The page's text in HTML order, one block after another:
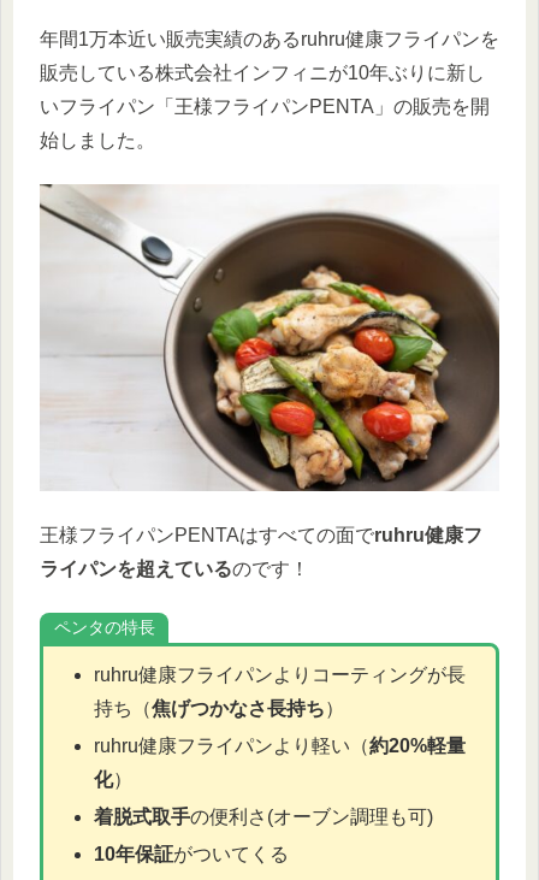
年間1万本近い販売実績のあるruhru健康フライパンを
販売している株式会社インフィニが10年ぶりに新し
いフライパン「王様フライパンPENTA」の販売を開
始しました。
王様フライパンPENTAはすべての面でruhru健康フ
ライパンを超えているのです！
ペンタの特長
ruhru健康フライパンよりコーティングが長
持ち（焦げつかなさ長持ち）
ruhru健康フライパンより軽い（約20%軽量
化）
着脱式取手の便利さ(オーブン調理も可)
10年保証がついてくる